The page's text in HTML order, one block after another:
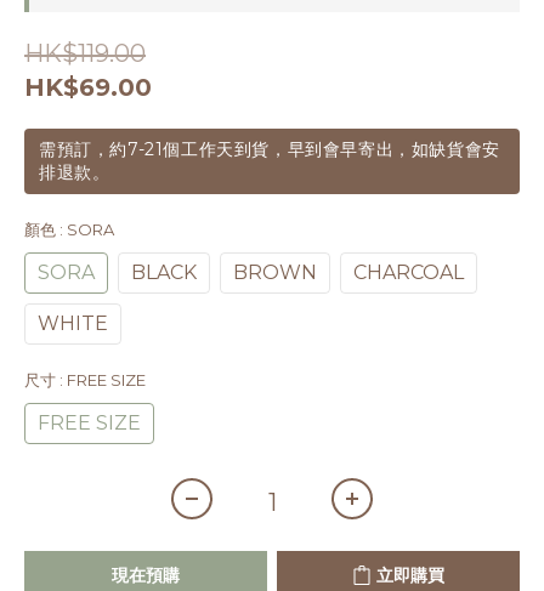
HK$119.00
HK$69.00
需預訂，約7-21個工作天到貨，早到會早寄出，如缺貨會安
排退款。
顏色 : SORA
SORA BLACK BROWN CHARCOAL
WHITE
尺寸 : FREE SIZE
FREE SIZE
現在預購 立即購買